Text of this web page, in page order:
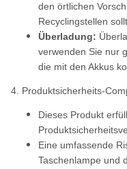
den örtlichen
Recyclingstellen
Überladung:
verwenden Sie nur
die mit den Akkus
4. Produktsicherheits-
Dieses Produkt
Eine umfassende
Taschenlampe und